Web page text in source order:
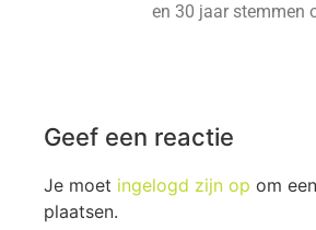
en 30 jaar stemmen
Geef een reactie
Je moet ingelogd zijn op om
plaatsen.